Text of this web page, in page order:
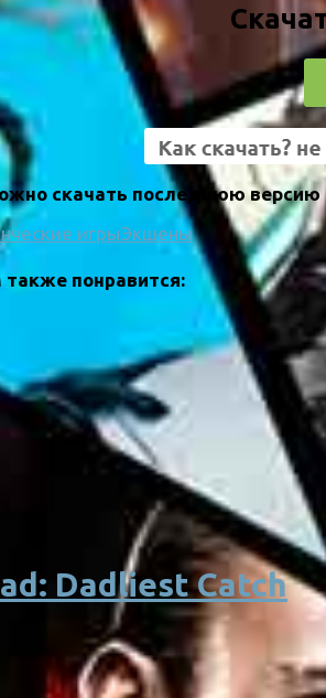
скачать последнюю версию
игрыЭкшены
понравится:
Dadliest Catch